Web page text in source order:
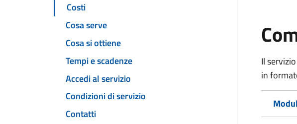
Costi
Cosa serve
Cosa si ottiene
Tempi e scadenze
Accedi al servizio
Condizioni di servizio
Contatti
Il
in